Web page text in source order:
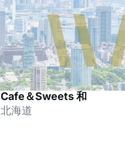
Cafe＆Sweets 和
北海道